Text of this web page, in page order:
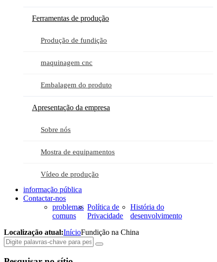
Ferramentas de produção
Produção de fundição
maquinagem cnc
Embalagem do produto
Apresentação da empresa
Sobre nós
Mostra de equipamentos
Vídeo de produção
informação pública
Contactar-nos
problemas
comuns
Política de
Privacidade
História do
desenvolvimento
Localização atual:InícioFundição na China